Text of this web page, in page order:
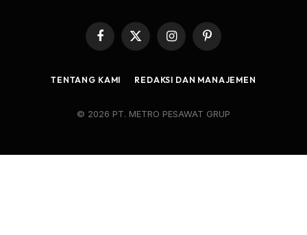
Facebook
X
InstagramPinterest
TENTANG KAMI REDAKSI DAN MANAJEMEN
© 2026 PT. METRO PESAWAT GRUP